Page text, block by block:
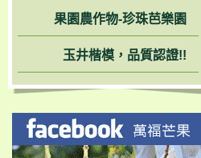
果園農作物-珍珠芭樂園
玉井楷模，品質認證!!